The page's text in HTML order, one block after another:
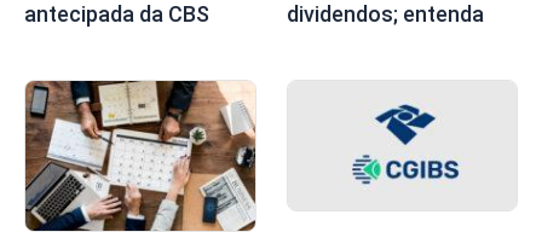
antecipada da CBS
dividendos; entenda